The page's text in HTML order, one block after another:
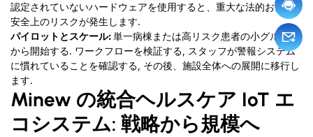
認定されていないハードウェアを使用すると、重大な法的および
安全上のリスクが発生します.
パイロットとスケール:単一病棟または高リスク患者の小グループ
から開始する. ワークフローを検証する, スタッフが警報システム
に慣れていることを確認する, その後、施設全体への展開に移行し
ます.
Minew の統合ヘルスケア IoT エ
コシステム: 戦略から規模へ